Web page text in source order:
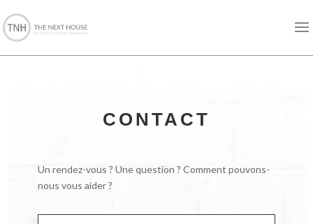
CONTACT
Un rendez-vous ? Une question ? Comment pouvons-
nous vous aider ?